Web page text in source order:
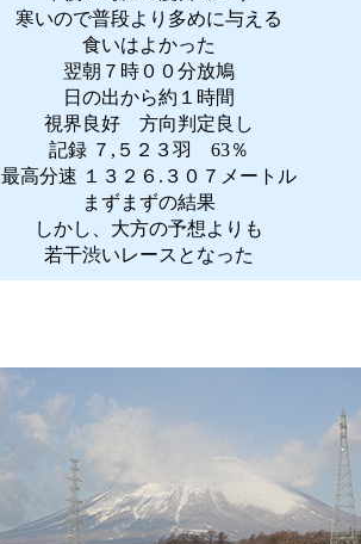
寒いので普段より多めに与える
食いはよかった
翌朝７時００分放鳩
日の出から約１時間
視界良好 方向判定良し
記録 ７,５２３羽 63％
最高分速 １３２６.３０７メートル
まずまずの結果
しかし、大方の予想よりも
若干渋いレースとなった